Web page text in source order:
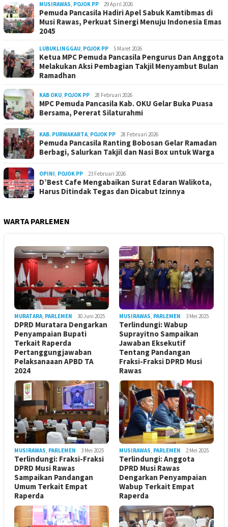
MUSIRAWAS, POJOK PP 29 April 2026
Pemuda Pancasila Hadiri Apel Sabuk Kamtibmas di
Musi Rawas, Perkuat Sinergi Menuju Indonesia Emas
2045
LUBUKLINGGAU, POJOK PP 5 Maret 2026
Ketua MPC Pemuda Pancasila Pengurus Dan Anggota
Melakukan Aksi Pembagian Takjil Menyambut Bulan
Ramadhan
KAB OKU, POJOK PP 28 Februari 2026
MPC Pemuda Pancasila Kab. OKU Gelar Buka Puasa
Bersama, Pererat Silaturahmi
KAB. PURWAKARTA, POJOK PP 28 Februari 2026
Pemuda Pancasila Ranting Bobosan Gelar Ramadan
Berbagi, Salurkan Takjil dan Nasi Box untuk Warga
OPINI, POJOK PP 23 Februari 2026
D’Best Cafe Mengabaikan Surat Edaran Walikota,
Harus Ditindak Tegas dan Dicabut Izinnya
WARTA PARLEMEN
MURATARA, PARLEMEN 30 Juni 2025
DPRD Muratara Dengarkan
Penyampaian Bupati
Terkait Raperda
Pertanggungjawaban
Pelaksanaaan APBD TA
2024
MUSIRAWAS, PARLEMEN 3 Mei 2025
Terlindungi: Wabup
Suprayitno Sampaikan
Jawaban Eksekutif
Tentang Pandangan
Fraksi-Fraksi DPRD Musi
Rawas
MUSIRAWAS, PARLEMEN 3 Mei 2025
Terlindungi: Fraksi-Fraksi
DPRD Musi Rawas
Sampaikan Pandangan
Umum Terkait Empat
Raperda
MUSIRAWAS, PARLEMEN 2 Mei 2025
Terlindungi: Anggota
DPRD Musi Rawas
Dengarkan Penyampaian
Wabup Terkait Empat
Raperda